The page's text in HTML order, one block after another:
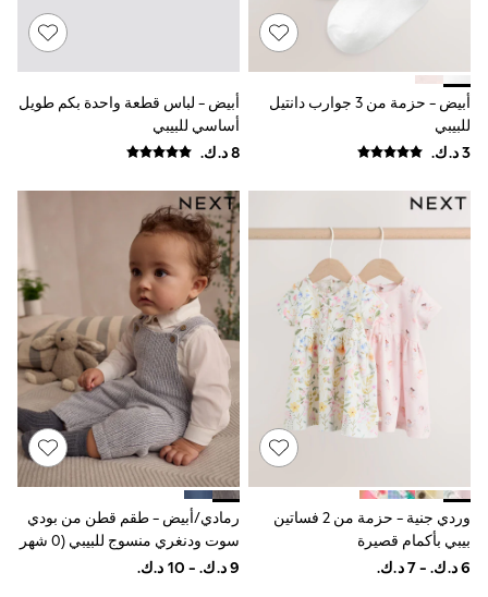
Sunglasses
Beach Towels
Bags
Travel Bags
Luggage
B by Ted Baker
Boden
Love & Roses
Mint Velvet
Monsoon
River Island
Eid Holiday Collection
SCHOOLWEAR
All Boys Schoolwear
Shoes
Trousers
Shorts
Shirts
Sweatshirts & Jumpers
Coats & Jackets
Underwear
Socks
Multipacks
أبيض - حزمة من 3 جوارب دانتيل
للبيبي
أبيض - لباس قطعة واحدة بكم طويل
أساسي للبيبي
وردي جنية - حزمة من 2 فساتين
بيبي بأكمام قصيرة
(0شهور-3سنوات)
رمادي/أبيض - طقم قطن من بودي
سوت ودنغري منسوج للبيبي (0 شهر
-3 سنوات)